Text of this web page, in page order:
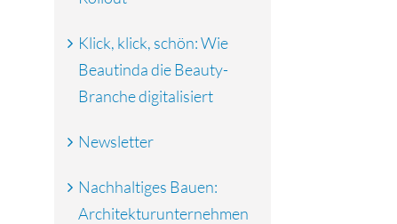
Klick, klick, schön: Wie
Beautinda die Beauty-
Branche digitalisiert
Newsletter
Nachhaltiges Bauen:
Architekturunternehmen